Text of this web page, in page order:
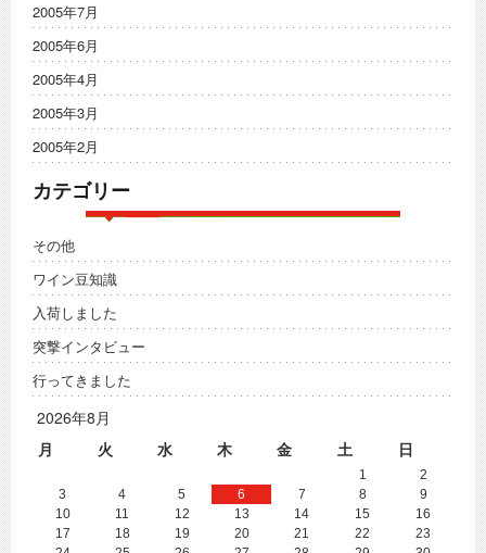
2005年7月
2005年6月
2005年4月
2005年3月
2005年2月
カテゴリー
その他
ワイン豆知識
入荷しました
突撃インタビュー
行ってきました
2026年8月
月
火 水 木 金 土 日
1
2
3
4 5 6 7 8
9
10
11 12 13 14 15
16
17
18 19 20 21 22
23